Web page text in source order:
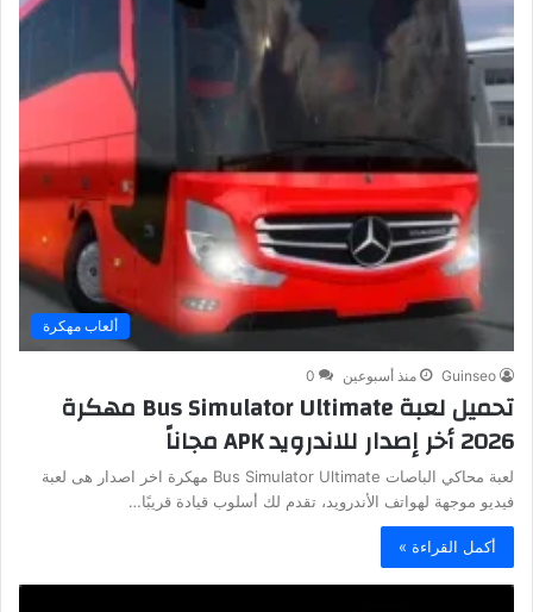
ألعاب مهكرة
Guinseo منذ أسبوعين 0
تحميل لعبة Bus Simulator Ultimate مهكرة
2026 أخر إصدار للاندرويد APK مجاناً
لعبة محاكي الباصات Bus Simulator Ultimate مهكرة اخر اصدار هى لعبة
فيديو موجهة لهواتف الأندرويد، تقدم لك أسلوب قيادة قريبًا…
أكمل القراءة »